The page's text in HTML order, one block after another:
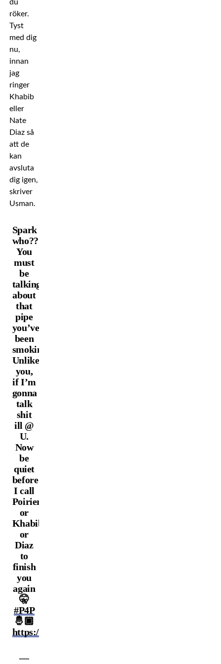
du
röker.
Tyst
med dig
nu,
innan
jag
ringer
Khabib
eller
Nate
Diaz så
att de
kan
avsluta
dig igen,
skriver
Usman.
Spark
who??
You
must
be
talking
about
that
pipe
you’ve
been
smoking.
Unlike
you,
if I’m
gonna
talk
shit
ill @
U.
Now
be
quiet
before
I call
Poirier
or
Khabib
or
Diaz
to
finish
you
again
🤫
#P4P
🤴🏿
https://t.co/2jSlVOkRXM
—